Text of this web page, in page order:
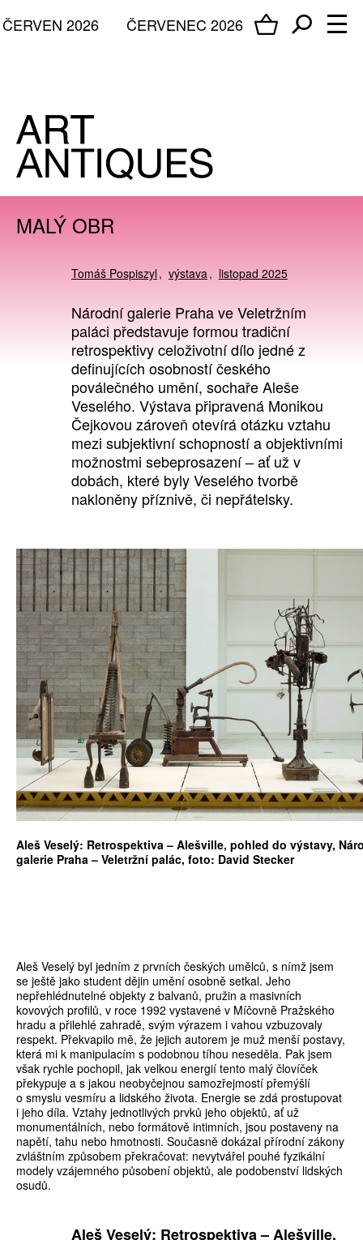
ČERVENEC 2026
ČERVEN 2026
MALÝ OBR
Tomáš Pospiszyl výstava listopad 2025
Národní galerie Praha ve Veletržním
paláci představuje formou tradiční
retrospektivy celoživotní dílo jedné z
definujících osobností českého
poválečného umění, sochaře Aleše
Veselého. Výstava připravená Monikou
Čejkovou zároveň otevírá otázku vztahu
mezi subjektivní schopností a objektivními
možnostmi sebeprosazení – ať už v
dobách, které byly Veselého tvorbě
nakloněny příznivě, či nepřátelsky.
Aleš Veselý: Retrospektiva – Alešville, pohled do výstavy,
galerie Praha – Veletržní palác, foto: David Stecker
Aleš Veselý byl jedním z prvních českých umělců, s nímž jsem
se ještě jako student dějin umění osobně setkal. Jeho
nepřehlédnutelné objekty z balvanů, pružin a masivních
kovových profilů, v roce 1992 vystavené v Míčovně Pražského
hradu a přilehlé zahradě, svým výrazem i vahou vzbuzovaly
respekt. Překvapilo mě, že jejich autorem je muž menší postavy,
která mi k manipulacím s podobnou tíhou neseděla. Pak jsem
však rychle pochopil, jak velkou energií tento malý človíček
překypuje a s jakou neobyčejnou samozřejmostí přemýšlí
o smyslu vesmíru a lidského života. Energie se zdá prostupovat
i jeho díla. Vztahy jednotlivých prvků jeho objektů, ať už
monumentálních, nebo formátově intimních, jsou postaveny na
napětí, tahu nebo hmotnosti. Současně dokázal přírodní zákony
zvláštním způsobem překračovat: nevytvářel pouhé fyzikální
modely vzájemného působení objektů, ale podobenství lidských
osudů.
Aleš Veselý: Retrospektiva – Alešville,